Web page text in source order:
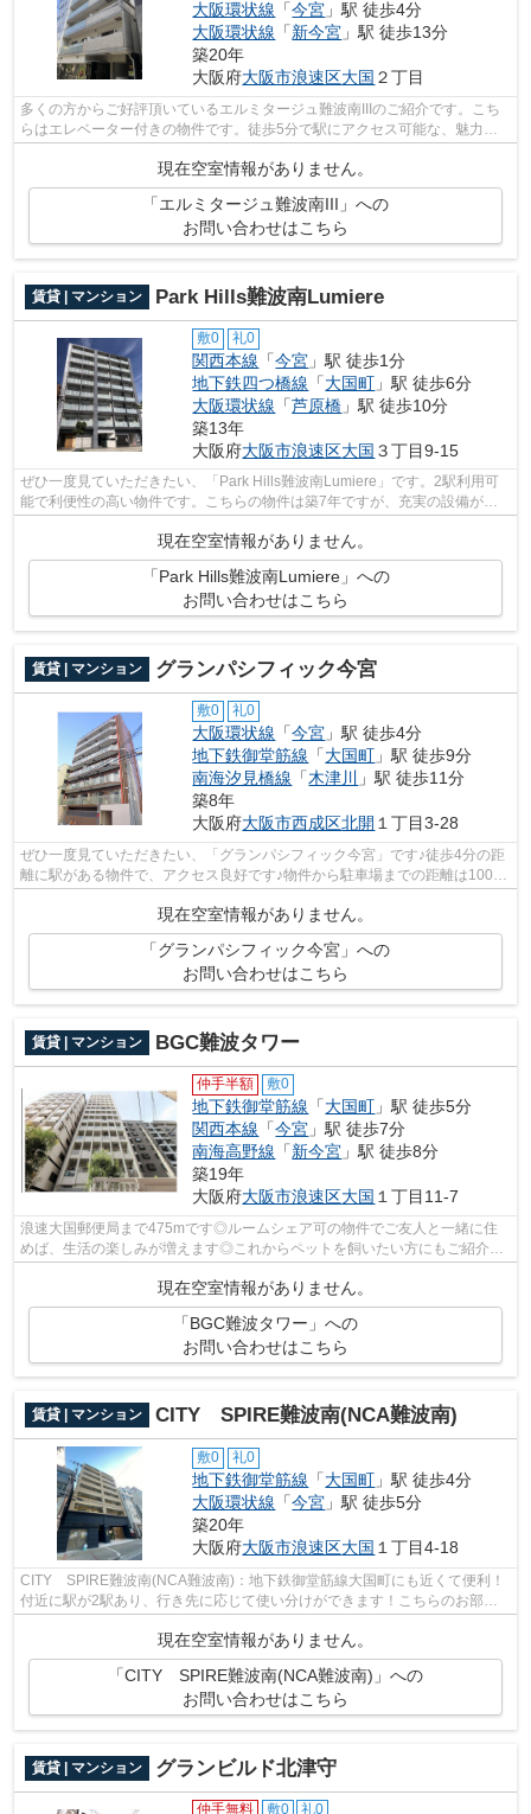
大阪環状線 「今宮 」駅 徒歩4分
大阪環状線 「新今宮 」駅 徒歩13分
築20年
大阪府大阪市浪速区大国 ２丁目
多くの方からご好評頂いているエルミタージュ難波南IIIのご紹介です。こち
らはエレベーター付きの物件です。徒歩5分で駅にアクセス可能な、魅力的
な駅近物件です。敷地内にあるごみ置...
現在空室情報がありません。
「エルミタージュ難波南III」への
お問い合わせはこちら
賃貸 | マンション Park Hills難波南Lumiere
敷0 礼0
関西本線 「今宮 」駅 徒歩1分
地下鉄四つ橋線 「大国町 」駅 徒歩6分
大阪環状線 「芦原橋 」駅 徒歩10分
築13年
大阪府大阪市浪速区大国 ３丁目9-15
ぜひ一度見ていただきたい、「Park Hills難波南Lumiere」です。2駅利用可
能で利便性の高い物件です。こちらの物件は築7年ですが、充実の設備が整
現在空室情報がありません。
「Park Hills難波南Lumiere」への
お問い合わせはこちら
賃貸 | マンション グランパシフィック今宮
敷0 礼0
大阪環状線 「今宮 」駅 徒歩4分
地下鉄御堂筋線 「大国町 」駅 徒歩9分
南海汐見橋線 「木津川
」駅 徒歩11分
築8年
大阪府大阪市西成区北開 １丁目3-28
ぜひ一度見ていただきたい、「グランパシフィック今宮」です♪徒歩4分の距
離に駅がある物件で、アクセス良好です♪物件から駐車場までの距離は100m
現在空室情報がありません。
「グランパシフィック今宮」への
お問い合わせはこちら
賃貸 | マンション BGC難波タワー
仲手半額 敷0
地下鉄御堂筋線 「大国町 」駅 徒歩5分
関西本線 「今宮 」駅 徒歩7分
南海高野線 「新今宮 」駅 徒歩8分
築19年
大阪府大阪市浪速区大国 １丁目11-7
浪速大国郵便局まで475mです◎ルームシェア可の物件でご友人と一緒に住
めば、生活の楽しみが増えます◎これからペットを飼いたい方にもご紹介し
たい、ペット飼育可の物件です◎車所有の方...
現在空室情報がありません。
「BGC難波タワー」への
お問い合わせはこちら
賃貸 | マンション CITY SPIRE難波南(NCA難波南)
敷0 礼0
地下鉄御堂筋線 「大国町 」駅 徒歩4分
大阪環状線 「今宮 」駅 徒歩5分
築20年
大阪府大阪市浪速区大国 １丁目4-18
CITY SPIRE難波南(NCA難波南)：地下鉄御堂筋線大国町にも近くて便利！
付近に駅が2駅あり、行き先に応じて使い分けができます！こちらのお部屋
現在空室情報がありません。
「CITY SPIRE難波南(NCA難波南)」への
お問い合わせはこちら
賃貸 | マンション グランビルド北津守
仲手無料 敷0 礼0